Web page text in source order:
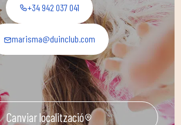
+34 942 037 041
marisma@duinclub.com
Canviar localització